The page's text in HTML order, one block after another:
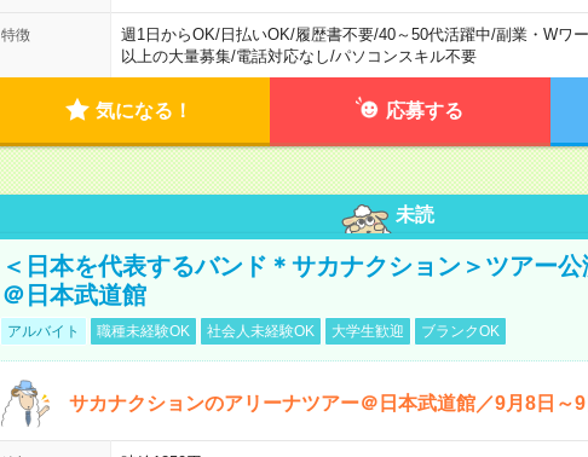
特徴 週1日からOK/日払いOK/履歴書不要/40～50代活躍中/副業・Wワ
以上の大量募集/電話対応なし/パソコンスキル不要
気になる！ 応募する
未読
＜日本を代表するバンド＊サカナクション＞ツアー
＠日本武道館
アルバイト 職種未経験OK 社会人未経験OK 大学生歓迎 ブランクOK
サカナクションのアリーナツアー＠日本武道館／9月8日～9